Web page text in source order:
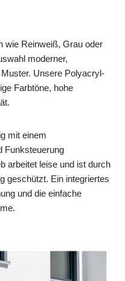
wie Reinweiß, Grau oder
moderner,
Unsere Polyacryl-
Farbtöne, hohe
mit einem
Funksteuerung
arbeitet leise und ist durch
geschützt. Ein integriertes
und die einfache